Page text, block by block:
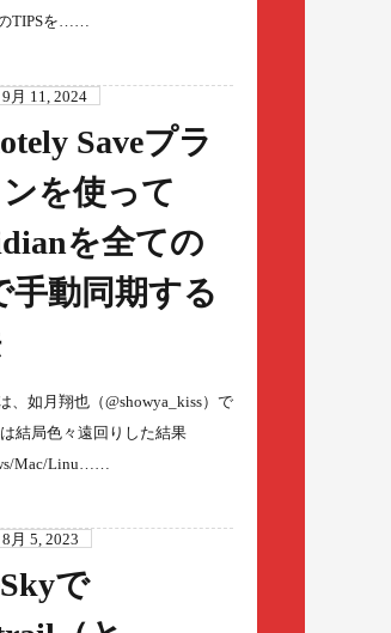
TIPSを……
9月 11, 2024
Saveプラ
を使って
を全ての
手動同期する
、如月翔也（@showya_kiss）で
結局色々遠回りした結果
Mac/Linu……
8月 5, 2023
で